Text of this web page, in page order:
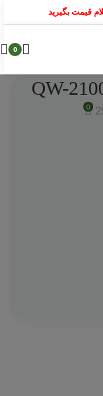
قیمت بگیرید
0
0